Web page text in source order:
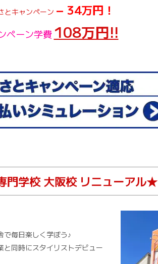
とキャンペーン − 34万円！
ペーン学費 108万円!!
門学校 大阪校 リニューアル★
で毎日楽しく学ぼう♪
と同時にスタイリストデビュー